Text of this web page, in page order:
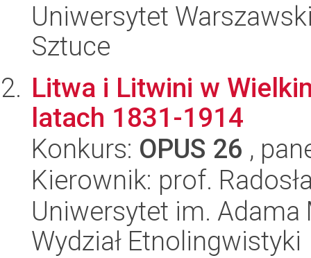
Uniwersytet
Sztuce
Litwa i Litwini w
latach 1831-1914
Konkurs: OPUS 26 ,
Kierownik: prof.
Uniwersytet im.
Wydział Etnolingwistyki